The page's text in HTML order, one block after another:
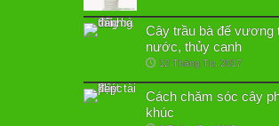
Cây trầu bà đế vương
nước, thủy canh
12 Tháng Tư, 2017
Cách chăm sóc cây
khúc